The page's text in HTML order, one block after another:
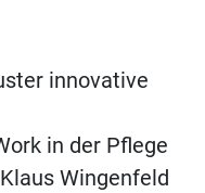
innovative
in der Pflege
Wingenfeld